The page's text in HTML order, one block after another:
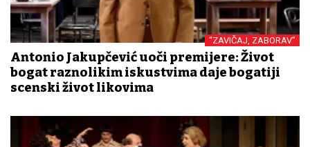
“ZAVIČAJ, ZABORAV”
Antonio Jakupčević uoči premijere: Život
bogat raznolikim iskustvima daje bogatiji
scenski život likovima